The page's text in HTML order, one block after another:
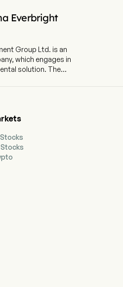
Everbright
Group Ltd. is an
which engages in
solution. The
in the construction
energy plants, food
Project Construction
in the
of integrated
solar and wind
remediation.
Construction
in the
of waste treatment
restoration. The
and
related
and others. The
and water-cooled
Stocks